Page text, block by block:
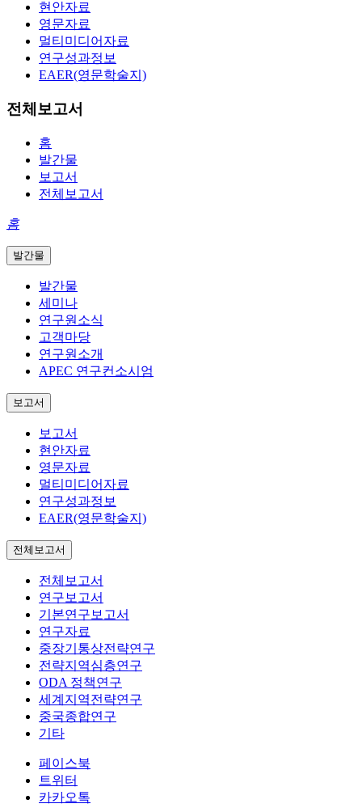
현안자료
영문자료
멀티미디어자료
연구성과정보
EAER(영문학술지)
전체보고서
홈
발간물
보고서
전체보고서
홈
발간물
발간물
세미나
연구원소식
고객마당
연구원소개
APEC 연구컨소시엄
보고서
보고서
현안자료
영문자료
멀티미디어자료
연구성과정보
EAER(영문학술지)
전체보고서
전체보고서
연구보고서
기본연구보고서
연구자료
중장기통상전략연구
전략지역심층연구
ODA 정책연구
세계지역전략연구
중국종합연구
기타
페이스북
트위터
카카오톡